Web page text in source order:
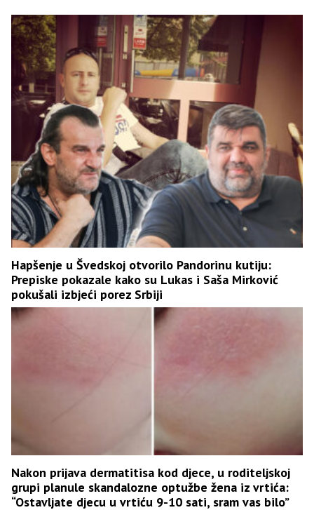
Hapšenje u Švedskoj otvorilo Pandorinu kutiju:
Prepiske pokazale kako su Lukas i Saša Mirković
pokušali izbjeći porez Srbiji
Nakon prijava dermatitisa kod djece, u roditeljskoj
grupi planule skandalozne optužbe žena iz vrtića:
“Ostavljate djecu u vrtiću 9-10 sati, sram vas bilo”